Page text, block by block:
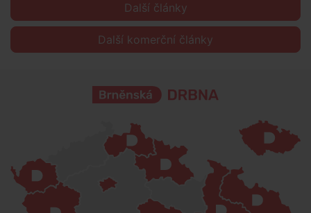
Další články
Další komerční články